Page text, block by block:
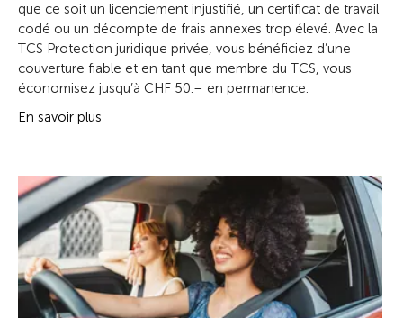
que ce soit un licenciement injustifié, un certificat de travail
codé ou un décompte de frais annexes trop élevé. Avec la
TCS Protection juridique privée, vous bénéficiez d’une
couverture fiable et en tant que membre du TCS, vous
économisez jusqu’à CHF 50.– en permanence.
En savoir plus